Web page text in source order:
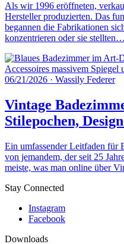
Als wir 1996 eröffneten,
Hersteller produzierten. Das
begannen die Fabrikationen
konzentrieren oder sie stellten…
06/21/2026 · Wassily Federer
Vintage
Stilepochen,
Ein umfassender Leitfaden für
von jemandem, der seit 25
meiste, was man online über
Stay Connected
Instagram
Facebook
Downloads